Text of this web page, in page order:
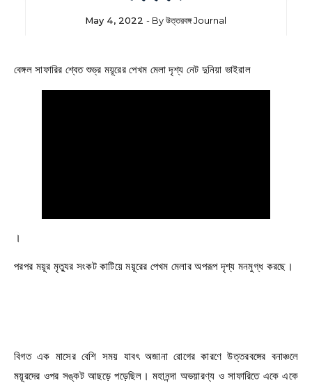
May 4, 2022 - Byউত্তরবঙ্গ Journal
বেঙ্গল সাফারির শ্বেত শুভ্র ময়ূরের পেখম মেলা দৃশ্য নেট দুনিয়া ভাইরাল
।
পরপর ময়ূর মৃত্যুর সংকট কাটিয়ে ময়ূরের পেখম মেলার অপরূপ দৃশ্য মনমুগ্ধ করছে।
বিগত এক মাসের বেশি সময় যাবৎ অজানা রোগের কারণে উত্তরবঙ্গের বনাঞ্চলে
ময়ূরদের ওপর সঙ্কট আছড়ে পড়েছিল। মহানন্দা অভয়ারণ্য ও সাফারিতে একে একে